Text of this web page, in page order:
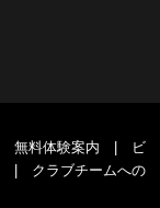
無料体験案内
ビ
クラブチームへの